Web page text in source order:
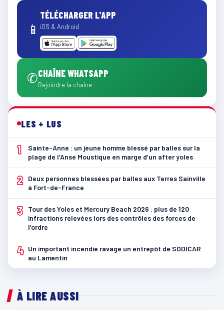
📱
TÉLÉCHARGER L'APP
iOS & Android
✆CHAÎNE WHATSAPP
Rejoindre la chaîne
LES + LUS
1
Sainte-Anne : un jeune homme blessé par balles sur la
plage de l’Anse Moustique en marge d’un after yoles
2
Deux personnes blessées par balles aux Terres Sainville
à Fort-de-France
3
Tour des Yoles et Mercury Beach 2026 : plus de 120
infractions relevées lors des contrôles des forces de
l’ordre
4 Un important incendie ravage un entrepôt de SODICAR
au Lamentin
À LIRE AUSSI